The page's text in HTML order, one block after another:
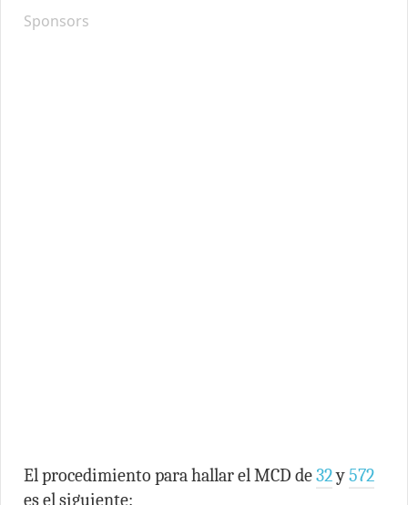
Sponsors
El procedimiento para hallar el MCD de32y572
es el siguiente: